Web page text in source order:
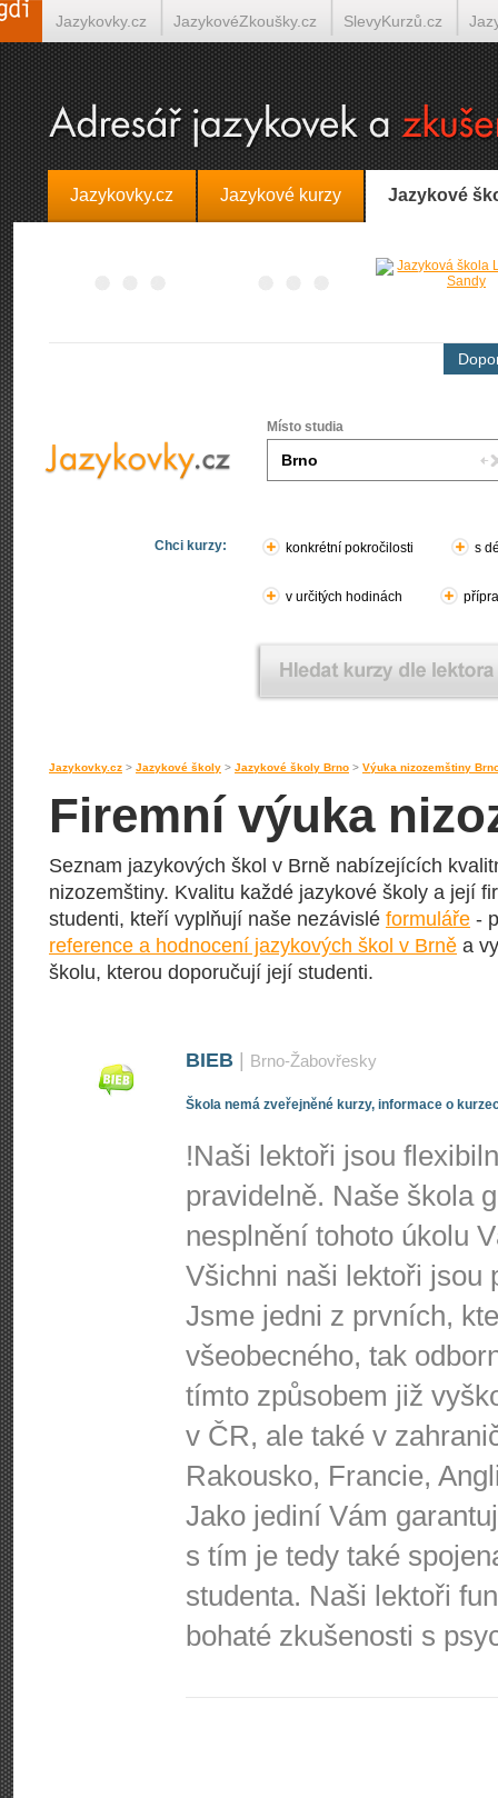
Jazykovky.cz Jazykové kurzy Jazykové
Místo studia
Chci kurzy: konkrétní pokročilosti s
v určitých hodinách
Jazykovky.cz > Jazykové školy > Jazykové školy Brno > Výuka nizozemštiny
Firemní výuka
Seznam jazykových škol v Brně nabízejících
nizozemštiny. Kvalitu každé jazykové školy a její
studenti, kteří vyplňují naše nezávislé formuláře -
reference a hodnocení jazykových škol v Brně a
školu, kterou doporučují její studenti.
BIEB Brno-Žabovřesky
Škola nemá zveřejněné kurzy, informace o
!Naši lektoři jsou
pravidelně. Naše škola
nesplnění tohoto úkolu
Všichni naši lektoři jsou
Jsme jedni z prvních,
všeobecného, tak
tímto způsobem již
v ČR, ale také v
Rakousko, Francie,
Jako jediní Vám
s tím je tedy také
studenta. Naši lektoři
bohaté zkušenosti s
Jazykovky.cz JazykovéZkoušky.cz SlevyKurzů.cz
Španělština on-line Italština on-line Tlumočení-